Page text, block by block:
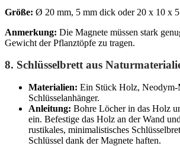
Größe: Ø 20 mm, 5 mm dick oder 20 x 10 x
Anmerkung: Die Magnete müssen stark
Gewicht der Pflanztöpfe zu tragen.
8. Schlüsselbrett aus
Materialien: Ein Stück Holz, Neodym-
Schlüsselanhänger.
Anleitung: Bohre Löcher in das Holz
ein. Befestige das Holz an der Wand
rustikales, minimalistisches
Schlüssel dank der Magnete haften.